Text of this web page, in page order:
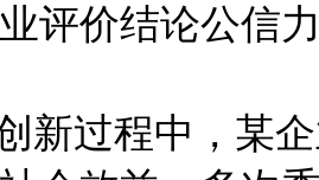
评价结论公信
过程中，某企